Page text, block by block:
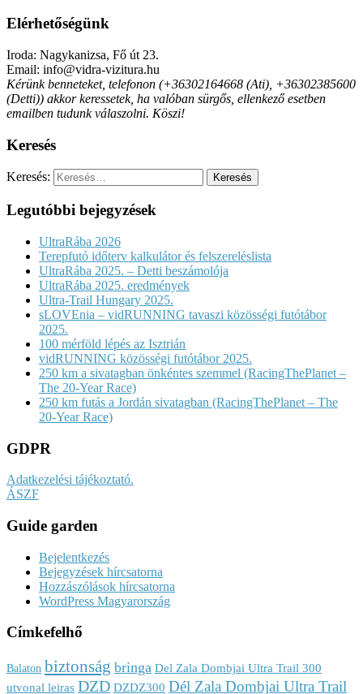
Elérhetőségünk
Iroda: Nagykanizsa, Fő út 23.
Email: info@vidra-vizitura.hu
Kérünk benneteket, telefonon (+36302164668 (Ati), +36302385600
(Detti)) akkor keressetek, ha valóban sürgős, ellenkező esetben
emailben tudunk válaszolni. Köszi!
Keresés
Keresés:
Legutóbbi bejegyzések
UltraRába 2026
Terepfutó időterv kalkulátor és felszereléslista
UltraRába 2025. – Detti beszámolója
UltraRába 2025. eredmények
Ultra-Trail Hungary 2025.
sLOVEnia – vidRUNNING tavaszi közösségi futótábor
2025.
100 mérföld lépés az Isztrián
vidRUNNING közösségi futótábor 2025.
250 km a sivatagban önkéntes szemmel (RacingThePlanet –
The 20-Year Race)
250 km futás a Jordán sivatagban (RacingThePlanet – The
20-Year Race)
GDPR
Adatkezelési tájékoztató.
ÁSZF
Guide garden
Bejelentkezés
Bejegyzések hírcsatorna
Hozzászólások hírcsatorna
WordPress Magyarország
Címkefelhő
Balaton biztonság bringa Del Zala Dombjai Ultra Trail 300
utvonal leiras DZD DZDZ300 Dél Zala Dombjai Ultra Trail